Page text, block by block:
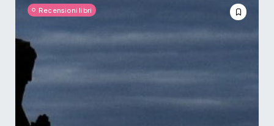
Recensioni libri